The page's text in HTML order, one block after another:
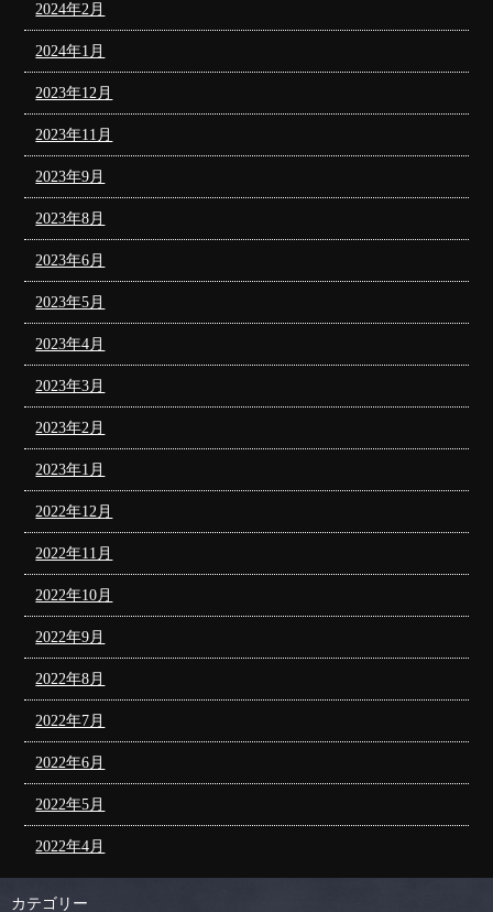
2024年2月
2024年1月
2023年12月
2023年11月
2023年9月
2023年8月
2023年6月
2023年5月
2023年4月
2023年3月
2023年2月
2023年1月
2022年12月
2022年11月
2022年10月
2022年9月
2022年8月
2022年7月
2022年6月
2022年5月
2022年4月
カテゴリー